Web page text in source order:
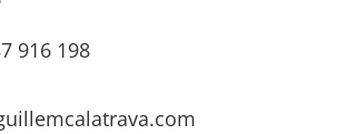
916 198